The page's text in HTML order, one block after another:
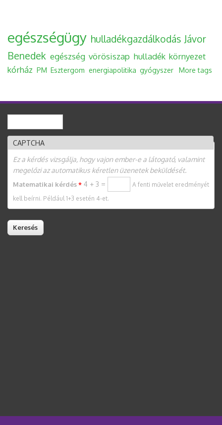
egészségügy hulladékgazdálkodás Jávor
Benedek egészség vörösiszap hulladék környezet
kórház PM Esztergom energiapolitika gyógyszer More tags
CAPTCHA
Ez a kérdés vizsgálja, hogy vajon ember-e a látogató, valamint
megelőzi az automatikus kéretlen üzenetek beküldését.
Matematikai kérdés* 4 + 3 =
A fenti művelet eredményét
kell beírni. Például 1+3 esetén 4-et.